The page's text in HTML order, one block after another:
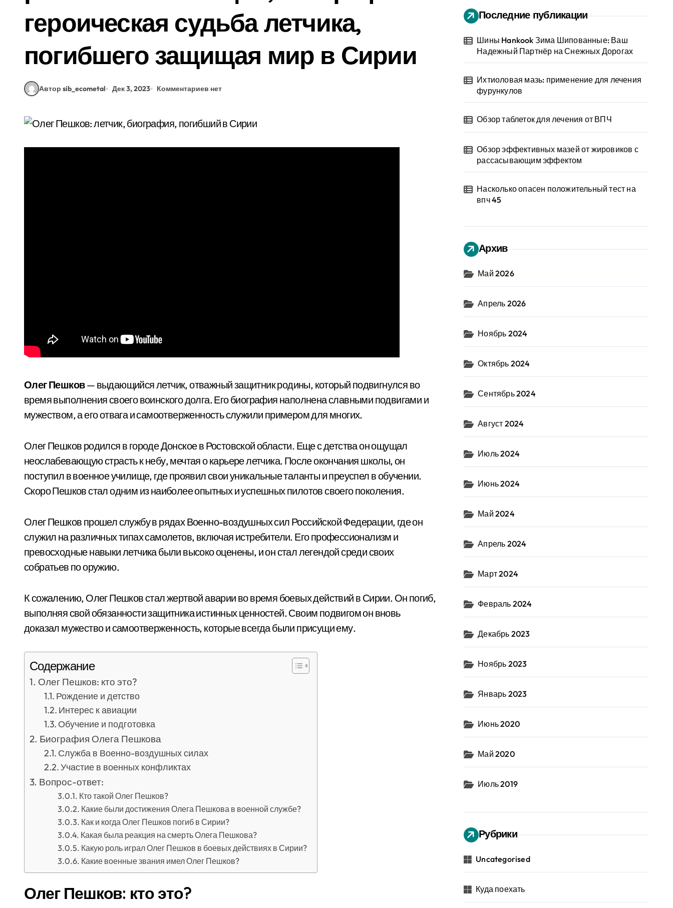
героическая судьба летчика,
погибшего защищая мир в Сирии
Автор sib_ecometal Дек 3, 2023 Комментариев нет
Олег Пешков— выдающийся летчик, отважный защитник родины, который подвигнулся во
время выполнения своего воинского долга. Его биография наполнена славными подвигами и
мужеством, а его отвага и самоотверженность служили примером для многих.
Олег Пешков родился в городе Донское в Ростовской области. Еще с детства он ощущал
неослабевающую страсть к небу, мечтая о карьере летчика. После окончания школы, он
поступил в военное училище, где проявил свои уникальные таланты и преуспел в обучении.
Скоро Пешков стал одним из наиболее опытных и успешных пилотов своего поколения.
Олег Пешков прошел службу в рядах Военно-воздушных сил Российской Федерации, где он
служил на различных типах самолетов, включая истребители. Его профессионализм и
превосходные навыки летчика были высоко оценены, и он стал легендой среди своих
собратьев по оружию.
К сожалению, Олег Пешков стал жертвой аварии во время боевых действий в Сирии. Он погиб,
выполняя свой обязанности защитника истинных ценностей. Своим подвигом он вновь
доказал мужество и самоотверженность, которые всегда были присущи ему.
Содержание
Олег Пешков: кто это?
Рождение и детство
Интерес к авиации
Обучение и подготовка
Биография Олега Пешкова
Служба в Военно-воздушных силах
Участие в военных конфликтах
Вопрос-ответ:
Кто такой Олег Пешков?
Какие были достижения Олега Пешкова в военной службе?
Как и когда Олег Пешков погиб в Сирии?
Какая была реакция на смерть Олега Пешкова?
Какую роль играл Олег Пешков в боевых действиях в Сирии?
Какие военные звания имел Олег Пешков?
Олег Пешков: кто это?
Последние публикации
Шины Hankook Зима Шипованные: Ваш
Надежный Партнёр на Снежных Дорогах
Ихтиоловая мазь: применение для лечения
фурункулов
Обзор таблеток для лечения от ВПЧ
Обзор эффективных мазей от жировиков с
рассасывающим эффектом
Насколько опасен положительный тест на
впч 45
Архив
Май 2026
Апрель 2026
Ноябрь 2024
Октябрь 2024
Сентябрь 2024
Август 2024
Июль 2024
Июнь 2024
Май 2024
Апрель 2024
Март 2024
Февраль 2024
Декабрь 2023
Ноябрь 2023
Январь 2023
Июнь 2020
Май 2020
Июль 2019
Рубрики
Uncategorised
Куда поехать